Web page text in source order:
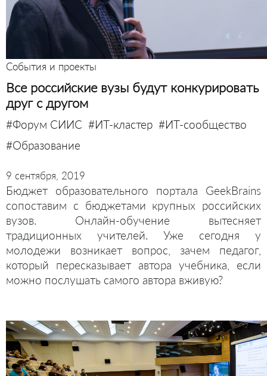
События и проекты
Все российские вузы будут конкурировать
друг с другом
#Форум СИИС #ИТ-кластер #ИТ-сообщество
#Образование
9 сентября, 2019
Бюджет образовательного портала GeekBrains
сопоставим с бюджетами крупных российских
вузов. Онлайн-обучение вытесняет
традиционных учителей. Уже сегодня у
молодежи возникает вопрос, зачем педагог,
который пересказывает автора учебника, если
можно послушать самого автора вживую?